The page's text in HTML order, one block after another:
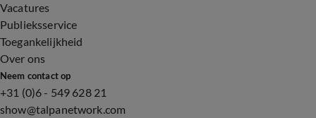
Vacatures
Publieksservice
Toegankelijkheid
Over ons
Neem contact op
+31 (0)6 - 549 628 21
show@talpanetwork.com